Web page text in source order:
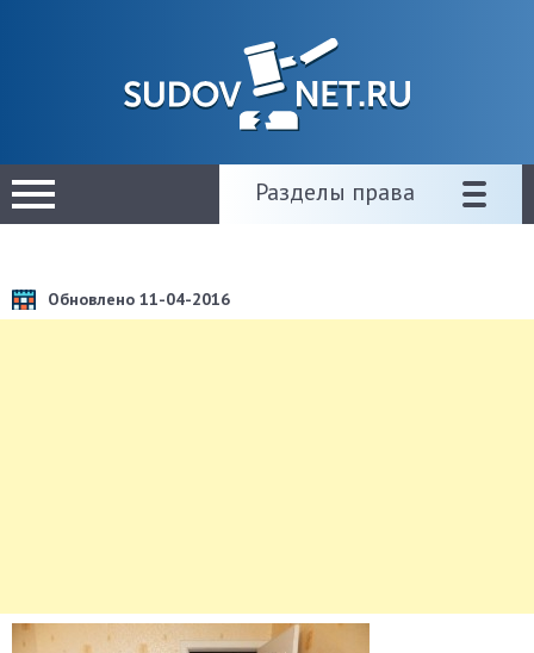
Разделы права
Обновлено 11-04-2016